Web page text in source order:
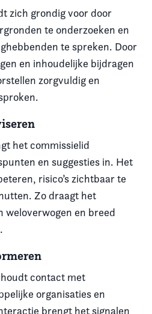
zich grondig voor door
te onderzoeken en
te spreken. Door
en inhoudelijke bijdragen
zorgvuldig en
het commissielid
en suggesties in. Het
risico’s zichtbaar te
Zo draagt het
weloverwogen en breed
contact met
organisaties en
brengt het signalen